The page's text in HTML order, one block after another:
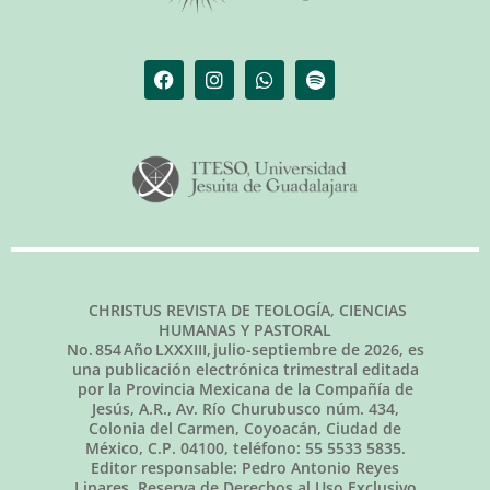
CHRISTUS REVISTA DE TEOLOGÍA, CIENCIAS
HUMANAS Y PASTORAL
No.854Año LXXXIII, julio-septiembre de 2026, es
una publicación electrónica trimestral editada
por la Provincia Mexicana de la Compañía de
Jesús, A.R., Av. Río Churubusco núm. 434,
Colonia del Carmen, Coyoacán, Ciudad de
México, C.P. 04100, teléfono: 55 5533 5835.
Editor responsable: Pedro Antonio Reyes